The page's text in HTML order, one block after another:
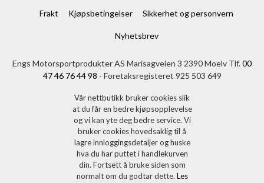
Frakt Kjøpsbetingelser Sikkerhet og personvern
Nyhetsbrev
Engs Motorsportprodukter AS Marisagveien 3 2390 Moelv Tlf.00
47 46 76 44 98 - Foretaksregisteret 925 503 649
Vår nettbutikk bruker cookies slik
at du får en bedre kjøpsopplevelse
og vi kan yte deg bedre service. Vi
bruker cookies hovedsaklig til å
lagre innloggingsdetaljer og huske
hva du har puttet i handlekurven
din. Fortsett å bruke siden som
normalt om du godtar dette. Les